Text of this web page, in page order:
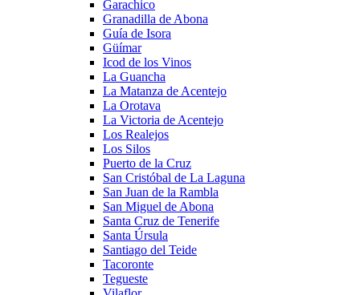
Garachico
Granadilla de Abona
Guía de Isora
Güímar
Icod de los Vinos
La Guancha
La Matanza de Acentejo
La Orotava
La Victoria de Acentejo
Los Realejos
Los Silos
Puerto de la Cruz
San Cristóbal de La Laguna
San Juan de la Rambla
San Miguel de Abona
Santa Cruz de Tenerife
Santa Úrsula
Santiago del Teide
Tacoronte
Tegueste